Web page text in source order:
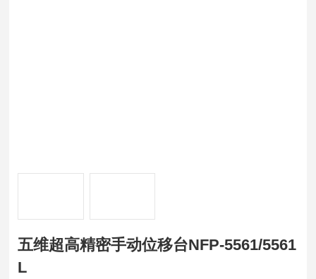
五维超高精密手动位移台NFP-5561/5561
L